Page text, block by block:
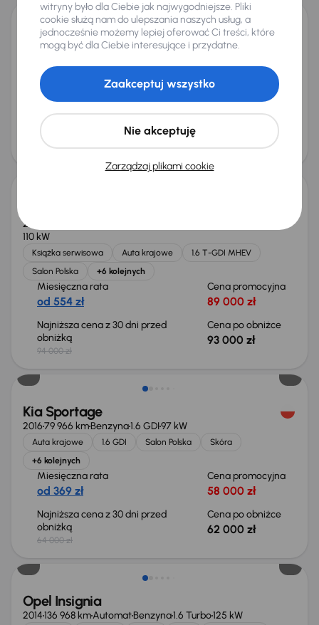
Audi A4
188 788 km 2.0 TDI 110 kW
2.0 TDI Automat Skóra Navi +6 kolejnych
Miesięczna rata
od 280 zł
Cena promocyjna
44 000 zł
Najniższa cena z 30 dni przed
obniżką
45 000 zł
Cena po obniżce
2023
110 kW
Książka serwisowa Auta krajowe
1.6 T-GDI MHEV
Salon Polska
+6 kolejnych
Miesięczna rata
od 554 zł
Cena promocyjna
89 000 zł
Najniższa cena z 30 dni przed
obniżką
94 000 zł
Cena po obniżce
93 000 zł
Taniej o 2 000 zł
Kia Sportage
201679 966 kmBenzyna1.6 GDI97 kW
Auta krajowe 1.6 GDI Salon Polska
Skóra
+6 kolejnych
Miesięczna rata
od 369 zł
Cena promocyjna
58 000 zł
Najniższa cena z 30 dni przed
obniżką
64 000 zł
Cena po obniżce
62 000 zł
Opel Insignia
2014136 968 kmAutomatBenzyna1.6 Turbo125 kW
witryny było dla Ciebie jak najwygodniejsze. Pliki
cookie służą nam do ulepszania naszych usług, a
jednocześnie możemy lepiej oferować Ci treści, które
mogą być dla Ciebie interesujące i przydatne.
Zarządzaj plikami cookie
Nie akceptuję
Zaakceptuj wszystko